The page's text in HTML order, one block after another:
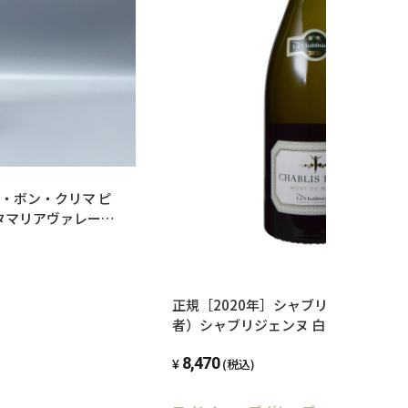
ボン・クリマ ピ
マリアヴァレー
正規［2020年］シャブリ プルミエクリュ モンドミリュー
者）シャブリジェンヌ 白ワイン フラ
8,470 (税込)